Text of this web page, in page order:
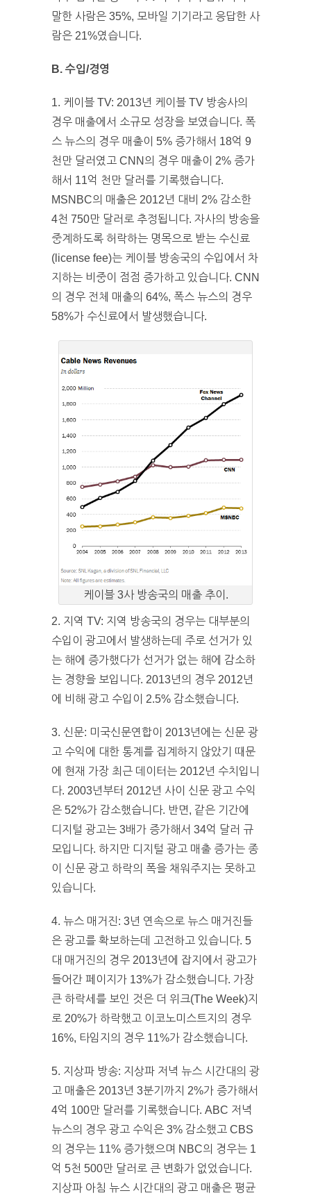
말한 사람은 35%, 모바일 기기라고 응답한 사
람은 21%였습니다.
B. 수입/경영
1. 케이블 TV: 2013년 케이블 TV 방송사의
경우 매출에서 소규모 성장을 보였습니다. 폭
스 뉴스의 경우 매출이 5% 증가해서 18억 9
천만 달러였고 CNN의 경우 매출이 2% 증가
해서 11억 천만 달러를 기록했습니다.
MSNBC의 매출은 2012년 대비 2% 감소한
4천 750만 달러로 추정됩니다. 자사의 방송을
중계하도록 허락하는 명목으로 받는 수신료
(license fee)는 케이블 방송국의 수입에서 차
지하는 비중이 점점 증가하고 있습니다. CNN
의 경우 전체 매출의 64%, 폭스 뉴스의 경우
58%가 수신료에서 발생했습니다.
케이블 3사 방송국의 매출 추이.
2. 지역 TV: 지역 방송국의 경우는 대부분의
수입이 광고에서 발생하는데 주로 선거가 있
는 해에 증가했다가 선거가 없는 해에 감소하
는 경향을 보입니다. 2013년의 경우 2012년
에 비해 광고 수입이 2.5% 감소했습니다.
3. 신문: 미국신문연합이 2013년에는 신문 광
고 수익에 대한 통계를 집계하지 않았기 때문
에 현재 가장 최근 데이터는 2012년 수치입니
다. 2003년부터 2012년 사이 신문 광고 수익
은 52%가 감소했습니다. 반면, 같은 기간에
디지털 광고는 3배가 증가해서 34억 달러 규
모입니다. 하지만 디지털 광고 매출 증가는 종
이 신문 광고 하락의 폭을 채워주지는 못하고
있습니다.
4. 뉴스 매거진: 3년 연속으로 뉴스 매거진들
은 광고를 확보하는데 고전하고 있습니다. 5
대 매거진의 경우 2013년에 잡지에서 광고가
들어간 페이지가 13%가 감소했습니다. 가장
큰 하락세를 보인 것은 더 위크(The Week)지
로 20%가 하락했고 이코노미스트지의 경우
16%, 타임지의 경우 11%가 감소했습니다.
5. 지상파 방송: 지상파 저녁 뉴스 시간대의 광
고 매출은 2013년 3분기까지 2%가 증가해서
4억 100만 달러를 기록했습니다. ABC 저녁
뉴스의 경우 광고 수익은 3% 감소했고 CBS
의 경우는 11% 증가했으며 NBC의 경우는 1
억 5천 500만 달러로 큰 변화가 없었습니다.
지상파 아침 뉴스 시간대의 광고 매출은 평균